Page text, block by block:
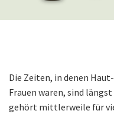
Die Zeiten, in denen
Frauen waren, sind
gehört mittlerweile für